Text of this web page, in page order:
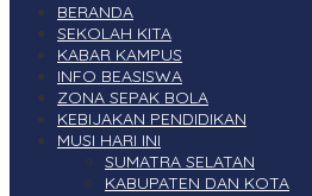
BERANDA
SEKOLAH KITA
KABAR KAMPUS
INFO BEASISWA
ZONA SEPAK BOLA
KEBIJAKAN PENDIDIKAN
MUSI HARI INI
SUMATRA SELATAN
KABUPATEN DAN KOTA